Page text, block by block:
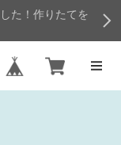
た！作りたてを